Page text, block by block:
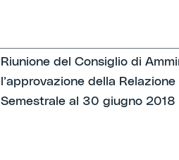
Riunione del Consiglio di
l’approvazione della
Semestrale al 30 giugno 2018